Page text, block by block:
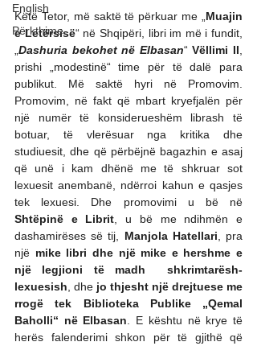
English
Përkthime
Këtë Tetor, më saktë të përkuar me „ Muajin
e Letërsisë“ në Shqipëri, libri im më i fundit,
Dashuria bekohet në Elbasan“ Vëllimi II
prishi „modestinë“ time për të dalë para
publikut. Më saktë hyri në Promovim.
Promovim, në fakt që mbart kryefjalën për
një numër të konsiderueshëm librash të
botuar, të vlerësuar nga kritika dhe
studiuesit, dhe që përbëjnë bagazhin e asaj
që unë i kam dhënë me të shkruar sot
lexuesit anembanë, ndërroi kahun e qasjes
Shtëpinë e Librit , u bë me ndihmën e
dashamirëses së tij, Manjola Hatellari , pra
një mike libri dhe një mike e hershme e
një legjioni të madh  shkrimtarësh-
lexuesish , dhe jo thjesht një drejtuese me
rrogë tek Biblioteka Publike „Qemal
Baholli“ në Elbasan . E kështu në krye të
herës falenderimi shkon për të gjithë që